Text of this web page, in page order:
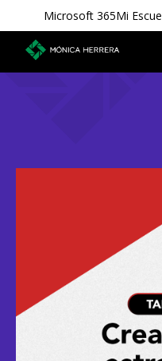
Microsoft 365Mi